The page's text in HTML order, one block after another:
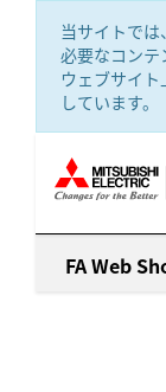
当サイトで
必要なコンテ
ウェブサイ
しています。
FA Web